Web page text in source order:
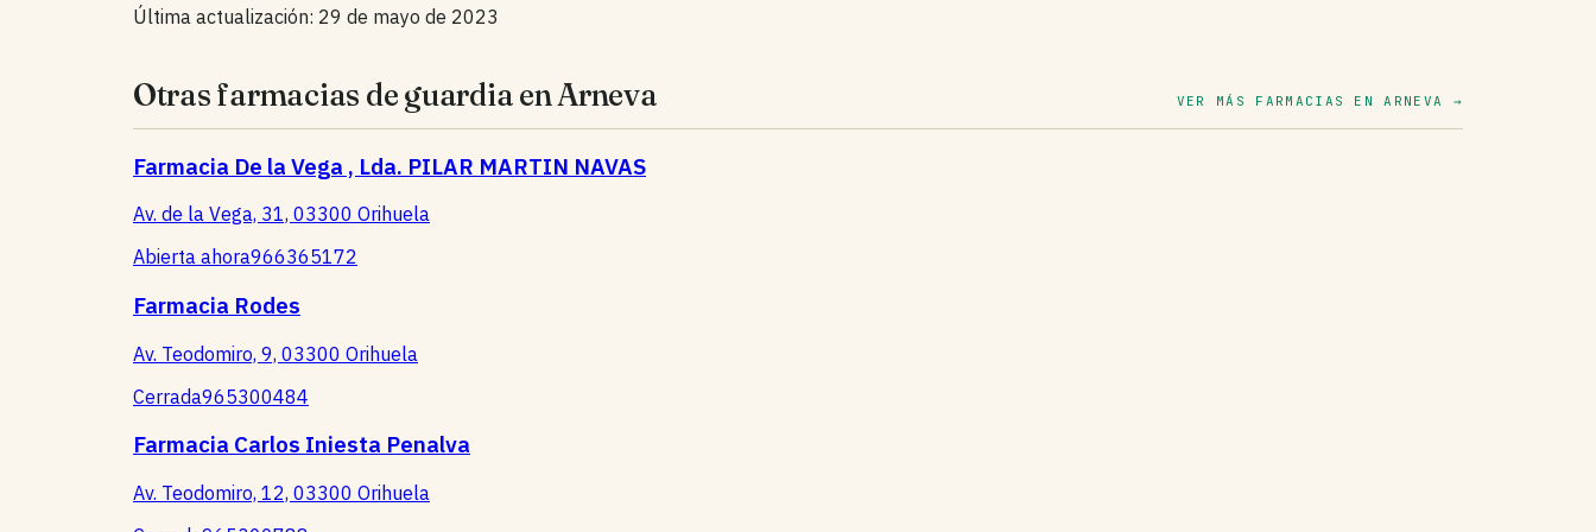
Última actualización: 29 de mayo de 2023
Otras farmacias de guardia en Arneva VER MÁS FARMACIAS EN ARNEVA →
Farmacia De la Vega , Lda. PILAR MARTIN NAVAS
Av. de la Vega, 31, 03300 Orihuela
Abierta ahora966365172
Farmacia Rodes
Av. Teodomiro, 9, 03300 Orihuela
Cerrada965300484
Farmacia Carlos Iniesta Penalva
Av. Teodomiro, 12, 03300 Orihuela